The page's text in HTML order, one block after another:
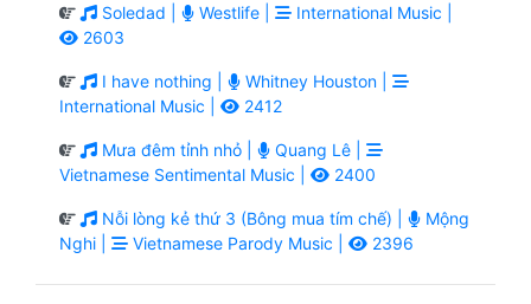
Soledad | Westlife |
International Music |
2603
I have nothing |
Whitney Houston |
International Music |
2412
Mưa đêm tỉnh nhỏ |
Quang Lê |
Vietnamese Sentimental Music |
2400
Nỗi lòng kẻ thứ 3 (Bông mua tím chế) |
Mộng
Nghi |
Vietnamese Parody Music | 2396